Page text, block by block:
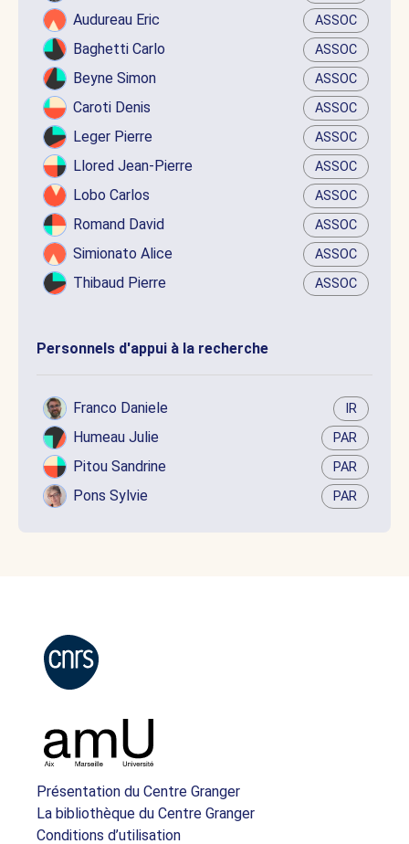
Audureau Eric ASSOC
Baghetti Carlo ASSOC
Beyne Simon ASSOC
Caroti Denis ASSOC
Leger Pierre ASSOC
Llored Jean-Pierre ASSOC
Lobo Carlos ASSOC
Romand David ASSOC
Simionato Alice ASSOC
Thibaud Pierre ASSOC
Personnels d'appui à la recherche
Franco Daniele IR
Humeau Julie PAR
Pitou Sandrine PAR
Pons Sylvie PAR
Présentation du Centre Granger
La bibliothèque du Centre Granger
Conditions d’utilisation